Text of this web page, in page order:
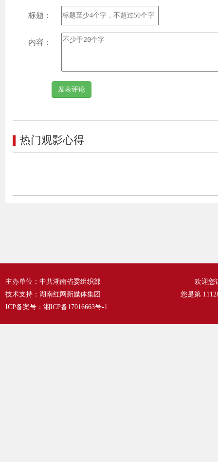
标题：
内容：
热门观影心得
主办单位：中共湖南省委组织部
技术支持：湖南红网新媒体集团
ICP备案号： 湘ICP备17016663号-1
欢迎您
您是第